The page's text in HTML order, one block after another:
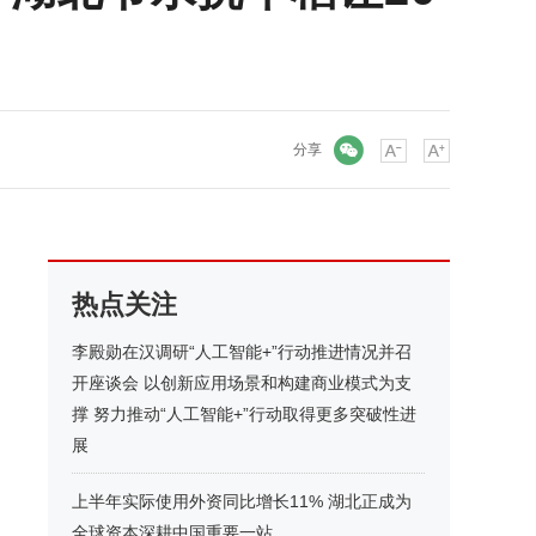
分享
热点关注
李殿勋在汉调研“人工智能+”行动推进情况并召
开座谈会 以创新应用场景和构建商业模式为支
撑 努力推动“人工智能+”行动取得更多突破性进
展
上半年实际使用外资同比增长11% 湖北正成为